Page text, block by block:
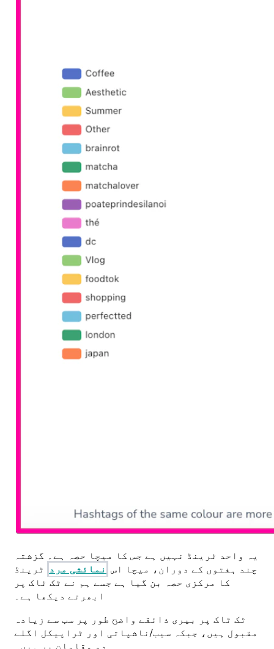
یہ واحد ٹرینڈ نہیں ہے جس کا میچا حصہ ہے۔ گزشتہ
چند ہفتوں کے دوران، میچا اس نمائشی مرد ٹرینڈ
کا مرکزی حصہ بن گیا ہے جسے ہم نے ٹک ٹاک پر
ابھرتے دیکھا ہے۔
ٹک ٹاک پر بیری ذائقے واضح طور پر سب سے زیادہ
مقبول ہیں، جبکہ سیب/ناشپاتی اور ٹراپیکل اگلے